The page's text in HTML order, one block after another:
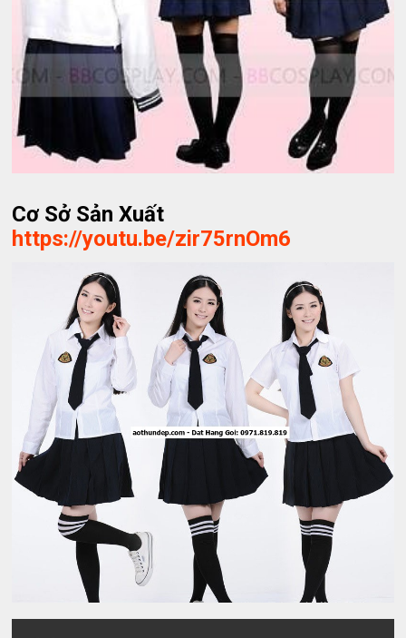
Cơ Sở Sản Xuất
https://youtu.be/zir75rnOm6